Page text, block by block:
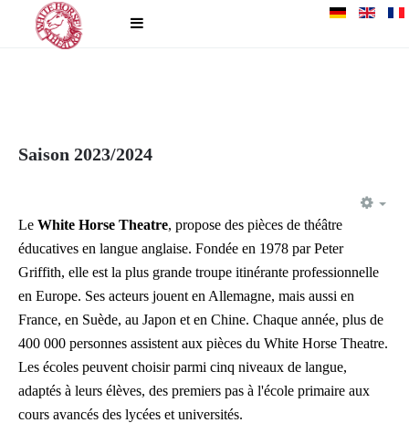
Saison 2023/2024
Le White Horse Theatre, propose des pièces de théâtre
éducatives en langue anglaise. Fondée en 1978 par Peter
Griffith, elle est la plus grande troupe itinérante professionnelle
en Europe. Ses acteurs jouent en Allemagne, mais aussi en
France, en Suède, au Japon et en Chine. Chaque année, plus de
400 000 personnes assistent aux pièces du White Horse Theatre.
Les écoles peuvent choisir parmi cinq niveaux de langue,
adaptés à leurs élèves, des premiers pas à l'école primaire aux
cours avancés des lycées et universités.